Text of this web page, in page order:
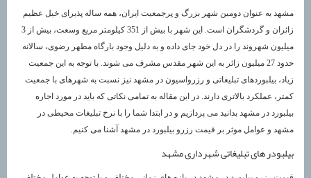
مشهد به عنوان دومین شهر بزرگ و پرجمعیت ایران، همه ساله پذیرای خیل عظیم
زائران و گردشگران است. این شهر با بیش از 351 کیلومتر مربع وسعت، بیش از 3
میلیون شهروند را در دل خود جای داده و به دلیل وجود بارگاه مطهر رضوی، سالانه
حدود 27 میلیون زائر به این شهر مقدس مشرف می شوند. با توجه به این جمعیت
زیاد، بیلبوردهای تبلیغاتی و رزرواسیون در مشهد نیز نسبت به شهرهای با جمعیت
کمتر، عملکرد بالاتری دارند. در این مقاله به تمامی نکاتی که باید در مورد اجاره
بیلبورد در مشهد بدانید می پردازیم و در ابتدا شما را با نرخ تبلیغات محیطی در
مشهد و عوامل موثر بر قیمت رزرو بیلبورد در مشهد آشنا می کنیم.
بیلبودر های تبلیغاتی شهرداری مشهد